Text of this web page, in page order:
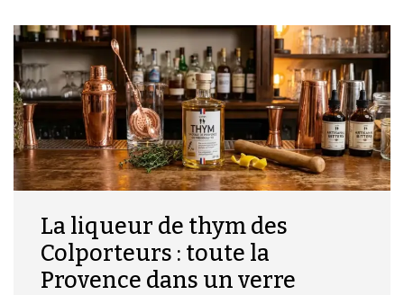
La liqueur de thym des
Colporteurs : toute la
Provence dans un verre